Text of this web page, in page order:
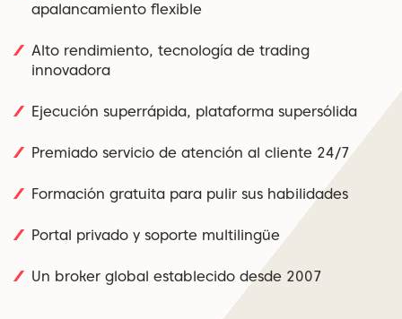
apalancamiento flexible
Alto rendimiento, tecnología de trading
innovadora
Ejecución superrápida, plataforma supersólida
Premiado servicio de atención al cliente 24/7
Formación gratuita para pulir sus habilidades
Portal privado y soporte multilingüe
Un broker global establecido desde 2007